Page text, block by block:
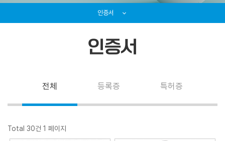
인증서
인증서
전체 등록증 특허증
Total 30건 1 페이지